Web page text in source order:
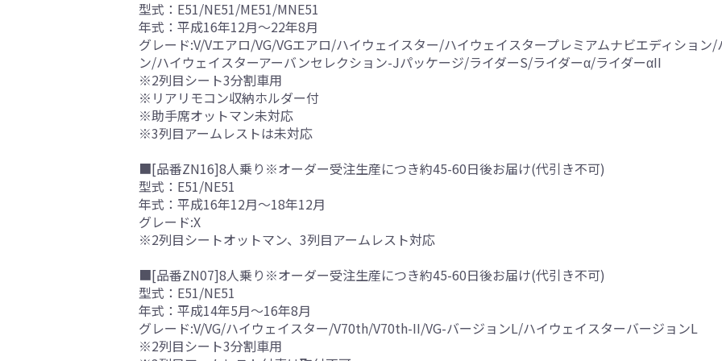
型式：E51/NE51/ME51/MNE51
年式：平成16年12月～22年8月
グレード:V/Vエアロ/VG/VGエアロ/ハイウェイスター/ハイウェイスタープレミアムナビエディション
ン/ハイウェイスターアーバンセレクション-Jパッケージ/ライダーS/ライダーα/ライダーαII
※2列目シート3分割車用
※リアリモコン収納ホルダー付
※助手席オットマン未対応
※3列目アームレストは未対応
■[品番ZN16]8人乗り※オーダー受注生産につき約45-60日後お届け(代引き不可)
型式：E51/NE51
年式：平成16年12月～18年12月
グレード:X
※2列目シートオットマン、3列目アームレスト対応
■[品番ZN07]8人乗り※オーダー受注生産につき約45-60日後お届け(代引き不可)
型式：E51/NE51
年式：平成14年5月～16年8月
グレード:V/VG/ハイウェイスター/V70th/V70th-II/VG-バージョンL/ハイウェイスターバージョンL
※2列目シート3分割車用